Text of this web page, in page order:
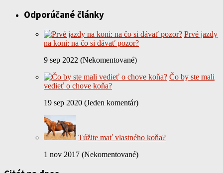
Odporúčané články
Prvé jazdy
na koni: na čo si dávať pozor?
9 sep 2022 (Nekomentované)
Čo by ste mali
vedieť o chove koňa?
19 sep 2020 (Jeden komentár)
Túžite mať vlastného koňa?
1 nov 2017 (Nekomentované)